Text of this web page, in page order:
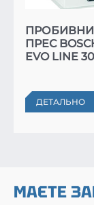
ПРЕС
EVO LINE
ДЕТАЛЬНО
МАЄТЕ